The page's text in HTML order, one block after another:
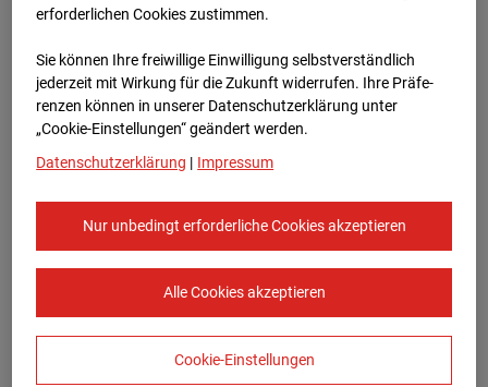
Europe/Berlin
erforderlichen Cookies zustimmen.
Sie können Ihre freiwillige Einwilligung selbstverständlich
jederzeit mit Wirkung für die Zukunft widerrufen. Ihre Prä­fe­
renzen können in unserer Datenschutzerklärung unter
„Cookie-Einstellungen“ geändert werden.
Datenschutzerklärung | Impressum
Nur unbedingt erforderliche Cookies akzeptieren
Alle Cookies akzeptieren
Cookie-Einstellungen